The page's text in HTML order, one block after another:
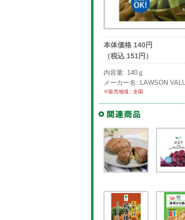
本体価格 140円
（税込 151円）
内容量: 140ｇ
メーカー名: LAWSON
※販売地域 : 全国